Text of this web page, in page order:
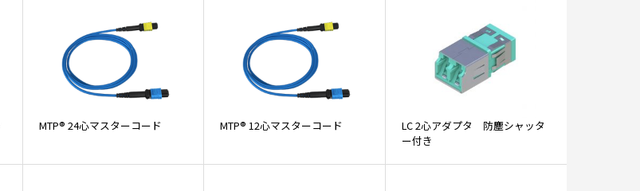
MTP® 24心マスターコード MTP® 12心マスターコード
LC 2心アダプタ 防塵シャッタ
ー付き